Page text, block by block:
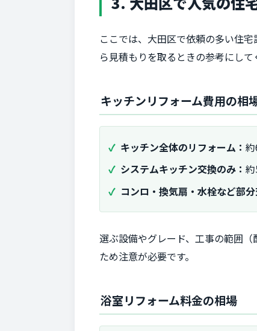
ここでは、大田区で依頼の多い住
ら見積もりを取るときの参考にして
キッチンリフォーム費用の相
キッチン全体のリフォーム：
システムキッチン交換のみ：
コンロ・換気扇・水栓など部分
選ぶ設備やグレード、工事の範囲
ため注意が必要です。
浴室リフォーム料金の相場